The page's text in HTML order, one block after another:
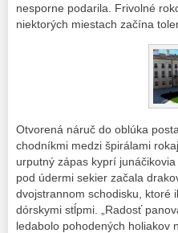
nesporne podarila. Frivolné
niektorých miestach začína
Otvorená náruč do oblúka
chodníkmi medzi špirálami
urputný zápas kyprí
pod údermi sekier začala
dvojstrannom schodisku, ktoré
dórskymi stĺpmi. „Radosť
ledabolo pohodených holiakov